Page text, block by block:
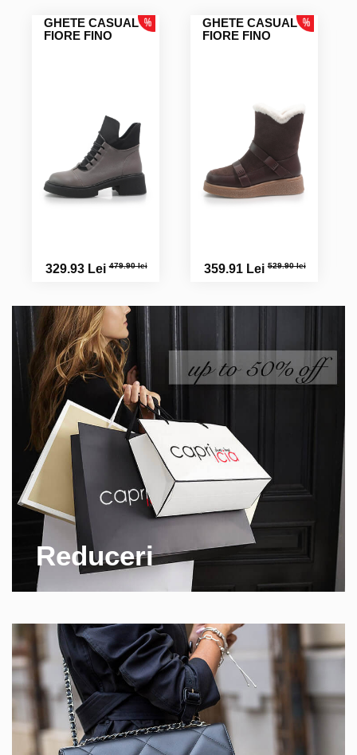
GHETE CASUAL
FIORE FINO
329.93 Lei479.90 lei
GHETE CASUAL
FIORE FINO
359.91 Lei529.90 lei
Reduceri